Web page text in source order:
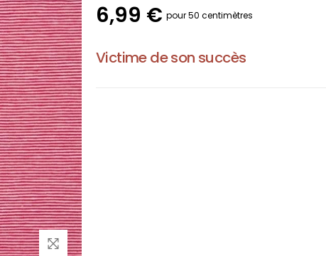
6,99 € pour 50 centimètres
Victime de son succès